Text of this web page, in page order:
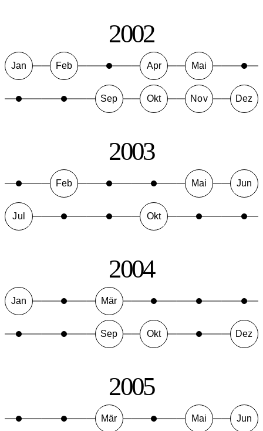
2002
Jan Feb Apr Mai
Sep Okt Nov Dez
2003
Feb Mai Jun
Jul Okt
2004
Jan Mär
Sep Okt Dez
2005
Mär Mai Jun